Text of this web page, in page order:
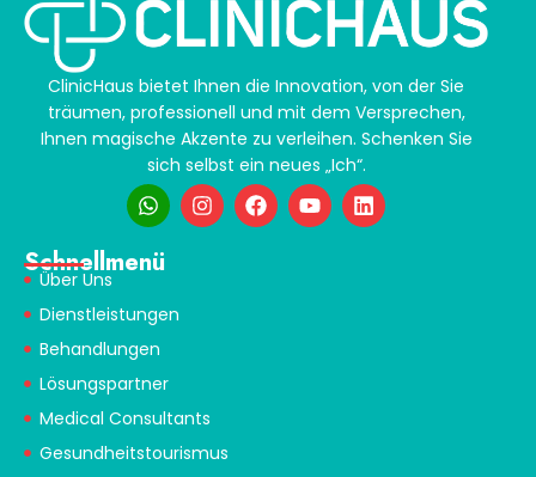
ClinicHaus bietet Ihnen die Innovation, von der Sie
träumen, professionell und mit dem Versprechen,
Ihnen magische Akzente zu verleihen. Schenken Sie
sich selbst ein neues „Ich“.
Schnellmenü
Über Uns
Dienstleistungen
Behandlungen
Lösungspartner
Medical Consultants
Gesundheitstourismus